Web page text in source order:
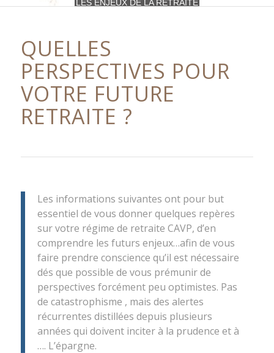
LES ENJEUX DE LA RETRAITE
QUELLES
PERSPECTIVES POUR
VOTRE FUTURE
RETRAITE ?
Les informations suivantes ont pour but
essentiel de vous donner quelques repères
sur votre régime de retraite CAVP, d’en
comprendre les futurs enjeux…afin de vous
faire prendre conscience qu’il est nécessaire
dés que possible de vous prémunir de
perspectives forcément peu optimistes. Pas
de catastrophisme , mais des alertes
récurrentes distillées depuis plusieurs
années qui doivent inciter à la prudence et à
…. L’épargne.